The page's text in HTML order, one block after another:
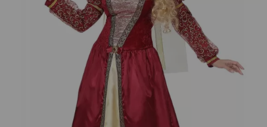
CREAR CUENTA